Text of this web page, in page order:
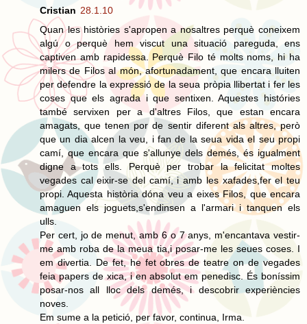
Cristian 28.1.10
Quan les històries s'apropen a nosaltres perquè coneixem
algú o perquè hem viscut una situació pareguda, ens
captiven amb rapidessa. Perquè Filo té molts noms, hi ha
milers de Filos al món, afortunadament, que encara lluiten
per defendre la expressió de la seua pròpia llibertat i fer les
coses que els agrada i que sentixen. Aquestes históries
també servixen per a d'altres Filos, que estan encara
amagats, que tenen por de sentir diferent als altres, però
que un dia alcen la veu, i fan de la seua vida el seu propi
camí, que encara que s'allunye dels demés, és igualment
digne a tots ells. Perquè per trobar la felicitat moltes
vegades cal eixir-se del camí, i amb les xafades,fer el teu
propi. Aquesta història dóna veu a eixes Filos, que encara
amaguen els joguets,s'endinsen a l'armari i tanquen els
ulls.
Per cert, jo de menut, amb 6 o 7 anys, m'encantava vestir-
me amb roba de la meua tia,i posar-me les seues coses. I
em divertia. De fet, he fet obres de teatre on de vegades
feia papers de xica, i en absolut em penedisc. És boníssim
posar-nos all lloc dels demés, i descobrir experiències
noves.
Em sume a la petició, per favor, continua, Irma.